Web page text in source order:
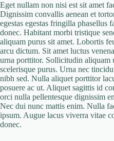
Eget nullam non nisi est sit amet
Dignissim convallis aenean et
egestas egestas fringilla phasellus
donec. Habitant morbi tristique
aliquam purus sit amet. Lobortis
arcu dictum. Sit amet luctus
urna porttitor. Sollicitudin aliquam
scelerisque purus. Urna nec
nibh sed. Nulla aliquet porttitor
posuere ac ut. Aliquet sagittis id
orci nulla pellentesque dignissim
Nec dui nunc mattis enim. Nulla
ipsum. Augue lacus viverra vitae
donec.